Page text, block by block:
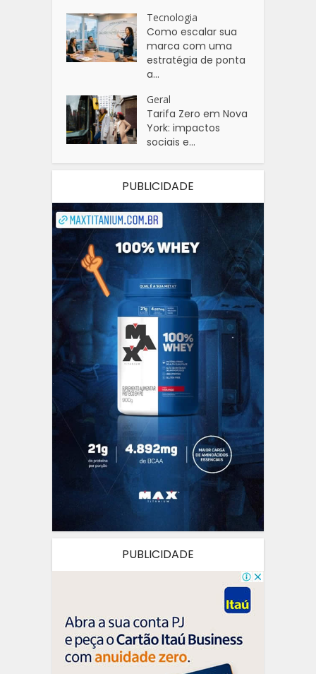
Tecnologia
Como escalar sua
marca com uma
estratégia de ponta
a...
Geral
Tarifa Zero em Nova
York: impactos
sociais e...
PUBLICIDADE
PUBLICIDADE